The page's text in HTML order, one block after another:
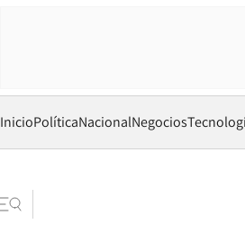
InicioPolíticaNacionalNegocios